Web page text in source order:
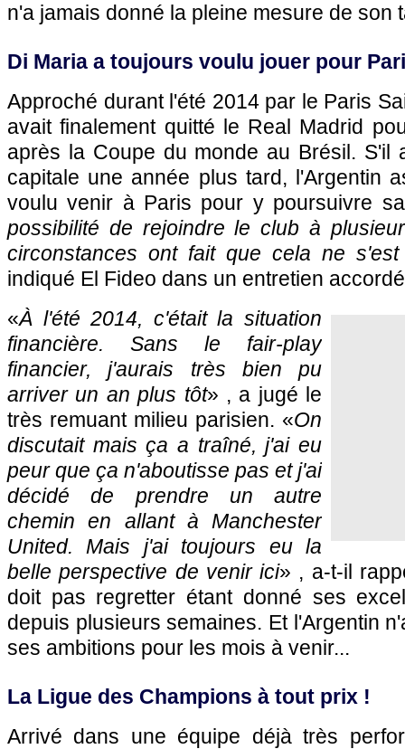
n'a jamais donné la pleine mesure de son
Di Maria a toujours voulu jouer pour
Approché durant l'été 2014 par le Paris
avait finalement quitté le Real Madrid
après la Coupe du monde au Brésil. S'il
capitale une année plus tard, l'Argentin
voulu venir à Paris pour y poursuivre
possibilité de rejoindre le club à
circonstances ont fait que cela ne
indiqué El Fideo dans un entretien
«À l'été 2014, c'était la situation
financière. Sans le fair-play
financier, j'aurais très bien pu
arriver un an plus tôt» , a jugé le
très remuant milieu parisien. «On
discutait mais ça a traîné, j'ai eu
peur que ça n'aboutisse pas et j'ai
décidé de prendre un autre
chemin en allant à Manchester
United. Mais j'ai toujours eu la
belle perspective de venir ici» , a-t-il
doit pas regretter étant donné ses
depuis plusieurs semaines. Et l'Argentin
ses ambitions pour les mois à venir...
La Ligue des Champions à tout prix !
Arrivé dans une équipe déjà très